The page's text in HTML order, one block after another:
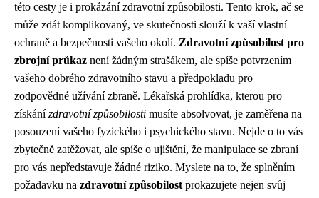
této cesty je i prokázání zdravotní způsobilosti. Tento krok, ač se
může zdát komplikovaný, ve skutečnosti slouží k vaší vlastní
ochraně a bezpečnosti vašeho okolí. Zdravotní způsobilost pro
zbrojní průkaz není žádným strašákem, ale spíše potvrzením
vašeho dobrého zdravotního stavu a předpokladu pro
zodpovědné užívání zbraně. Lékařská prohlídka, kterou pro
získánízdravotní způsobilosti musíte absolvovat, je zaměřena na
posouzení vašeho fyzického i psychického stavu. Nejde o to vás
zbytečně zatěžovat, ale spíše o ujištění, že manipulace se zbraní
pro vás nepředstavuje žádné riziko. Myslete na to, že splněním
požadavku na zdravotní způsobilost prokazujete nejen svůj